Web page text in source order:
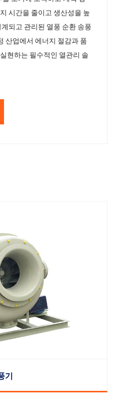
시간을 줄이고 생산성을 높
되고 관리된 열풍 순환 송풍
산업에서 에너지 절감과 품
현하는 필수적인 열관리 솔
기